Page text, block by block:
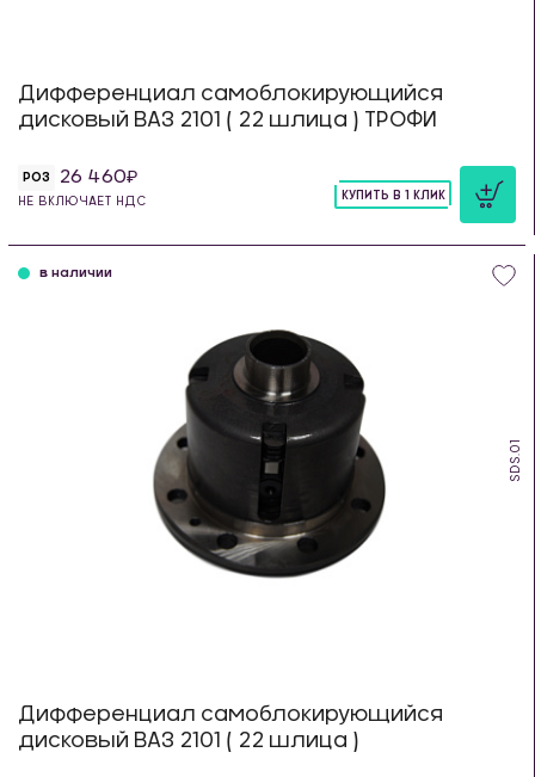
Дифференциал самоблокирующийся
дисковый ВАЗ 2101 ( 22 шлица ) ТРОФИ
РОЗ 26 460
НЕ ВКЛЮЧАЕТ НДС
КУПИТЬ В 1 КЛИК
SDS.01
в наличии
Дифференциал самоблокирующийся
дисковый ВАЗ 2101 ( 22 шлица )